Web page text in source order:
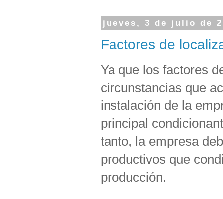
jueves, 3 de julio de
Factores de
Ya que los factores
circunstancias que
instalación de la
principal
tanto, la empresa
productivos que
producción.